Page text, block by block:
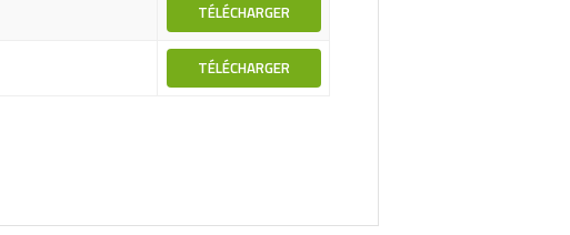
TÉLÉCHARGER
TÉLÉCHARGER